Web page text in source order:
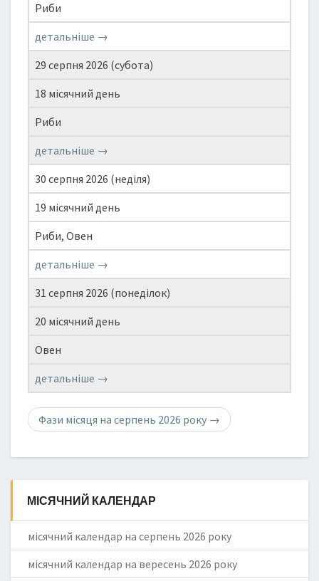
Риби
детальніше →
29 серпня 2026 (субота)
18 місячний день
Риби
детальніше →
30 серпня 2026 (неділя)
19 місячний день
Риби, Овен
детальніше →
31 серпня 2026 (понеділок)
20 місячний день
Овен
детальніше →
Фази місяця на серпень 2026 року →
МІСЯЧНИЙ КАЛЕНДАР
місячний календар на серпень 2026 року
місячний календар на вересень 2026 року